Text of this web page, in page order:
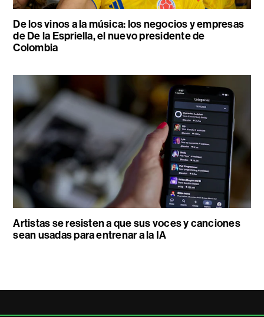
De los vinos a la música: los negocios y empresas
de De la Espriella, el nuevo presidente de
Colombia
Artistas se resisten a que sus voces y canciones
sean usadas para entrenar a la IA